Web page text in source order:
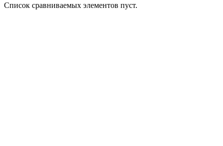
Список сравниваемых элементов пуст.